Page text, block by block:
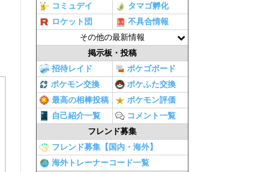
コミュデイ
タマゴ孵化
ロケット団
不具合情報
その他の最新情報
掲示板・投稿
招待レイド
ポケゴボード
ポケモン交換
ポケふた交換
最高の相棒投稿
ポケモン評価
自己紹介一覧
コメント一覧
フレンド募集
フレンド募集【国内・海外】
海外トレーナーコード一覧